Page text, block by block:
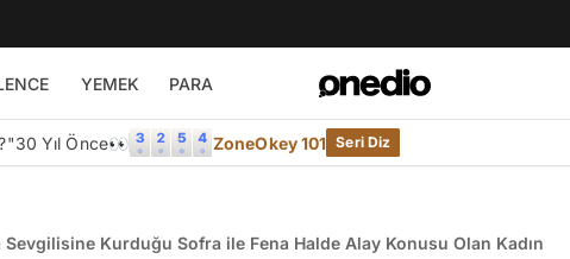
YEMEK PARA
30 Yıl Önce👀 ZoneOkey 101 Seri Diz
Kurduğu Sofra ile Fena Halde Alay Konusu Olan Kadın